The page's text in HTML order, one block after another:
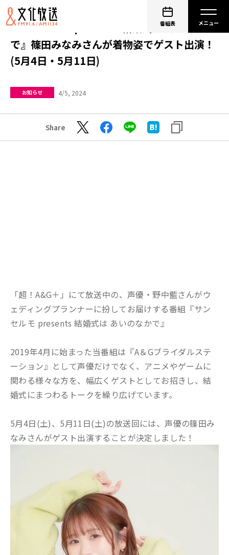
番組表
『サンセルモ presents 結婚式は あいのなか
で』篠田みなみさんが着物姿でゲスト出演！
(5月4日・5月11日)
お知らせ 4/5, 2024
Share
「超！A&G＋」にて放送中の、声優・野中藍さんがウ
ェディングプランナーに扮してお届けする番組『サン
セルモ presents 結婚式は あいのなかで』
2019年4月に始まった当番組は『A＆Gブライダルステ
ーション』として声優だけでなく、アニメやゲームに
関わる様々な方を、幅広くゲストとしてお招きし、結
婚式にまつわるトークを繰り広げています。
5月4日(土)、5月11日(土)の放送回には、声優の篠田み
なみさんがゲスト出演することが決定しました！